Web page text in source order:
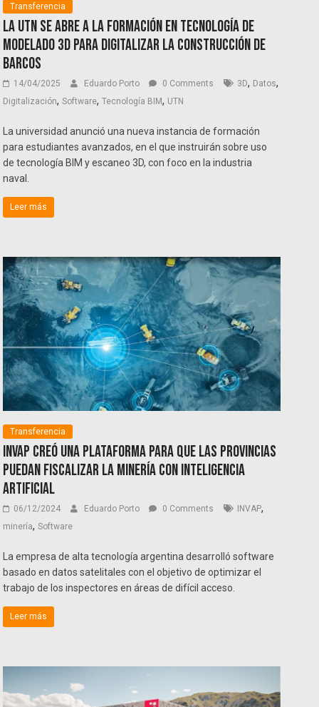
Transferencia
La UTN se abre a la formación en tecnología de
modelado 3D para digitalizar la construcción de
barcos
14/04/2025 Eduardo Porto 0 Comments 3D, Datos,
Digitalización,Software,Tecnología BIM, UTN
La universidad anunció una nueva instancia de formación
para estudiantes avanzados, en el que instruirán sobre uso
de tecnología BIM y escaneo 3D, con foco en la industria
naval.
Leer más
Transferencia
INVAP creó una plataforma para que las provincias
puedan fiscalizar la minería con inteligencia
artificial
06/12/2024 Eduardo Porto 0 Comments INVAP,
minería,Software
La empresa de alta tecnología argentina desarrolló software
basado en datos satelitales con el objetivo de optimizar el
trabajo de los inspectores en áreas de difícil acceso.
Leer más